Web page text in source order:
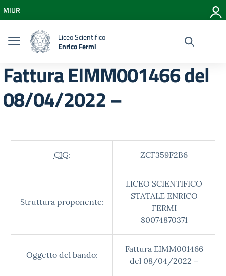
Vai al menu di navigazione
Vai al footer
MIUR
Liceo Scientifico
Enrico Fermi
Fattura EIMM001466 del
08/04/2022 –
CIG: ZCF359F2B6
Struttura proponente:
LICEO SCIENTIFICO
STATALE ENRICO
FERMI
80074870371
Oggetto del bando:
Fattura EIMM001466
del 08/04/2022 –